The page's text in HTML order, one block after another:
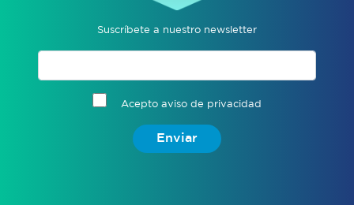
Suscríbete a nuestro newsletter
Acepto aviso de privacidad
Enviar